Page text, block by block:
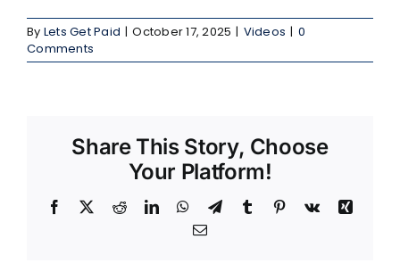
By Lets Get Paid | October 17, 2025 | Videos | 0
Comments
Share This Story, Choose
Your Platform!
Facebook RedditLinkedInWhatsApp
TelegramTumblr Pinterest
Vk
Xing
Email